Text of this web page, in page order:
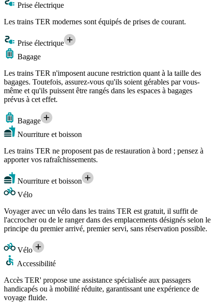
Prise électrique
Les trains TER modernes sont équipés de prises de courant.
Prise électrique
Bagage
Les trains TER n'imposent aucune restriction quant à la taille des
bagages. Toutefois, assurez-vous qu'ils soient gérables par vous-
même et qu'ils puissent être rangés dans les espaces à bagages
prévus à cet effet.
Bagage
Nourriture et boisson
Les trains TER ne proposent pas de restauration à bord ; pensez à
apporter vos rafraîchissements.
Nourriture et boisson
Vélo
Voyager avec un vélo dans les trains TER est gratuit, il suffit de
l'accrocher ou de le ranger dans des emplacements désignés selon le
principe du premier arrivé, premier servi, sans réservation possible.
Vélo
Accessibilité
Accès TER' propose une assistance spécialisée aux passagers
handicapés ou à mobilité réduite, garantissant une expérience de
voyage fluide.